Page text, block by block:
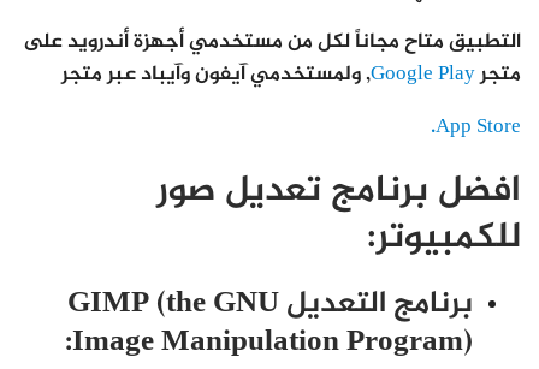
التطبيق متاح مجاناً لكل من مستخدمي أجهزة أندرويد على
متجرGoogle Play, ولمستخدمي آيفون وآيباد عبر متجر
App Store.
افضل برنامج تعديل صور
للكمبيوتر:
برنامج التعديل GIMP (the GNU
Image Manipulation Program):